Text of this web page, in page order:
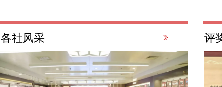
各社风采 ꅀ 更多 评